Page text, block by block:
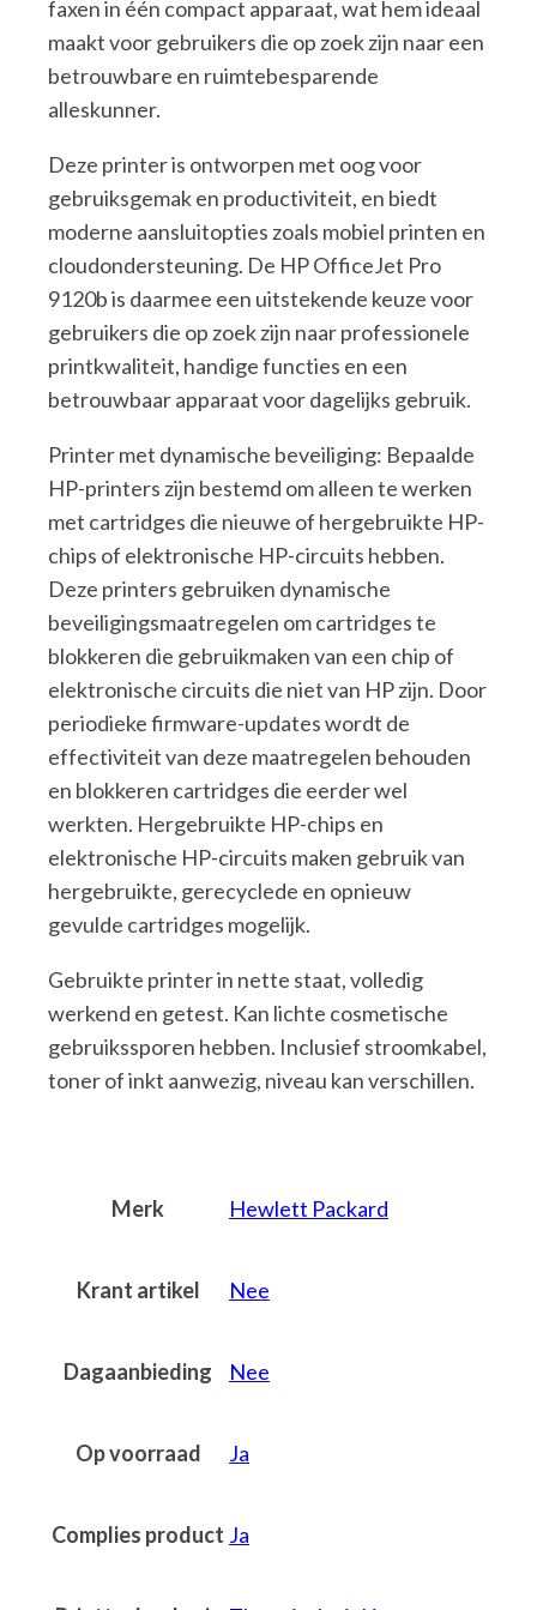
faxen in één compact apparaat, wat hem ideaal
maakt voor gebruikers die op zoek zijn naar een
betrouwbare en ruimtebesparende
alleskunner.
Deze printer is ontworpen met oog voor
gebruiksgemak en productiviteit, en biedt
moderne aansluitopties zoals mobiel printen en
cloudondersteuning. De HP OfficeJet Pro
9120b is daarmee een uitstekende keuze voor
gebruikers die op zoek zijn naar professionele
printkwaliteit, handige functies en een
betrouwbaar apparaat voor dagelijks gebruik.
Printer met dynamische beveiliging: Bepaalde
HP-printers zijn bestemd om alleen te werken
met cartridges die nieuwe of hergebruikte HP-
chips of elektronische HP-circuits hebben.
Deze printers gebruiken dynamische
beveiligingsmaatregelen om cartridges te
blokkeren die gebruikmaken van een chip of
elektronische circuits die niet van HP zijn. Door
periodieke firmware-updates wordt de
effectiviteit van deze maatregelen behouden
en blokkeren cartridges die eerder wel
werkten. Hergebruikte HP-chips en
elektronische HP-circuits maken gebruik van
hergebruikte, gerecyclede en opnieuw
gevulde cartridges mogelijk.
Gebruikte printer in nette staat, volledig
werkend en getest. Kan lichte cosmetische
gebruikssporen hebben. Inclusief stroomkabel,
toner of inkt aanwezig, niveau kan verschillen.
Merk Hewlett Packard
Krant artikel Nee
Dagaanbieding Nee
Op voorraad Ja
Complies product Ja